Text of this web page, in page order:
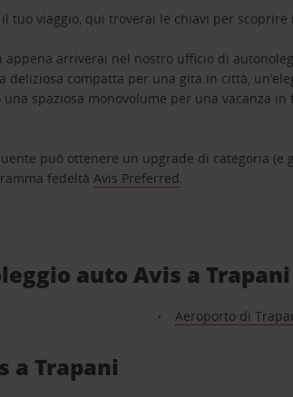
tuo viaggio, qui troverai le chiavi per scoprire
appena arriverai nel nostro ufficio di
deliziosa compatta per una gita in città,
una spaziosa monovolume per una vacanza
può ottenere un upgrade di categoria (e
fedeltàAvis Preferred.
auto Avis a Trapani
Aeroporto di
a Trapani